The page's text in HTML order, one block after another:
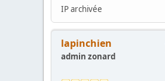
IP archivée
lapinchien
admin zonard